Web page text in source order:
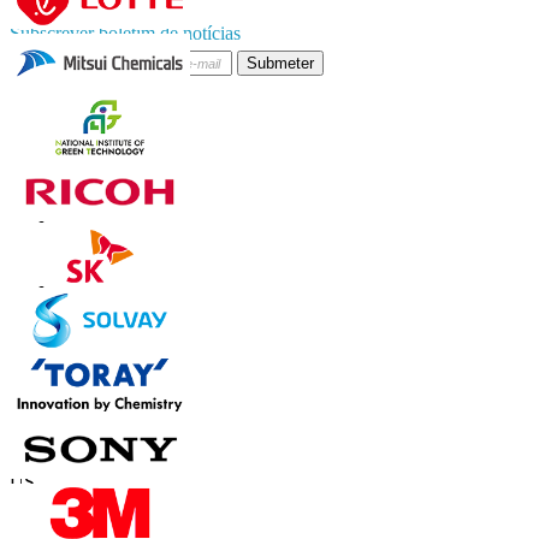
Subscrever boletim de notícias
Submeter
Confie on-line
Contate-nos
US
+44 808 502 0280 (chamada gratuita )
APAC+91 744 740 1245